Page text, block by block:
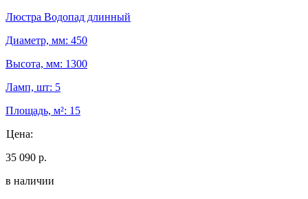
Люстра Водопад длинный
Диаметр, мм: 450
Высота, мм: 1300
Ламп, шт: 5
Площадь, м²: 15
Цена:
35 090 р.
в наличии